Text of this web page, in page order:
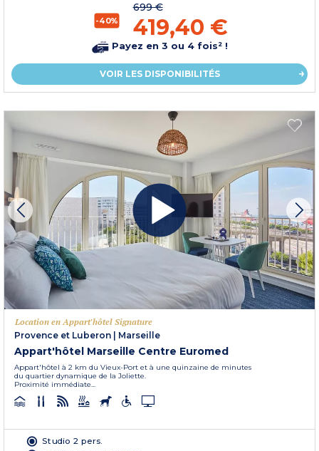
-40%
699 €
419,40 €
Payez en 3 ou 4 fois² !
VOIR LES DISPONIBILITÉS
Location en Appart'hôtel Signature
Provence et Luberon
Marseille
Appart'hôtel Marseille Centre Euromed
Appart'hôtel à 2 km du Vieux-Port et à une quinzaine de minutes
du quartier dynamique de la Joliette.
Proximité immédiate...
Studio 2 pers.